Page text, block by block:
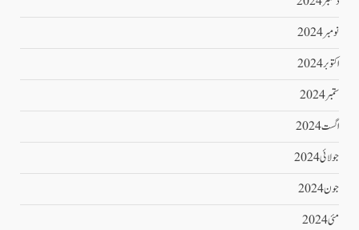
نومبر 2024
اکتوبر 2024
ستمبر 2024
اگست 2024
جولائی 2024
جون 2024
مئی 2024